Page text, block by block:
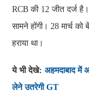
RCB की 12 जीत दर्ज
सामने होंगी। 28 मार्च
हराया था।
ये भी देखे: अहमदाबाद में
लेने उतरेगी GT